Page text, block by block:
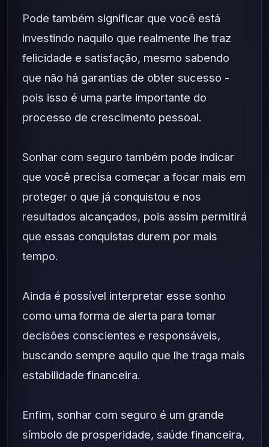
Pode também significar que você está
investindo naquilo que realmente lhe traz
felicidade e satisfação, mesmo sabendo
que não há garantias de obter sucesso -
pois isso é uma parte importante do
processo de crescimento pessoal.
Sonhar com seguro também pode indicar
que você precisa começar a focar mais em
proteger o que já conquistou e nos
resultados alcançados, pois assim permitirá
que essas conquistas durem por mais
tempo.
Ainda é possível interpretar esse sonho
como uma forma de alerta para tomar
decisões conscientes e responsáveis,
buscando sempre aquilo que lhe traga mais
estabilidade financeira.
Enfim, sonhar com seguro é um grande
símbolo de prosperidade, saúde financeira,